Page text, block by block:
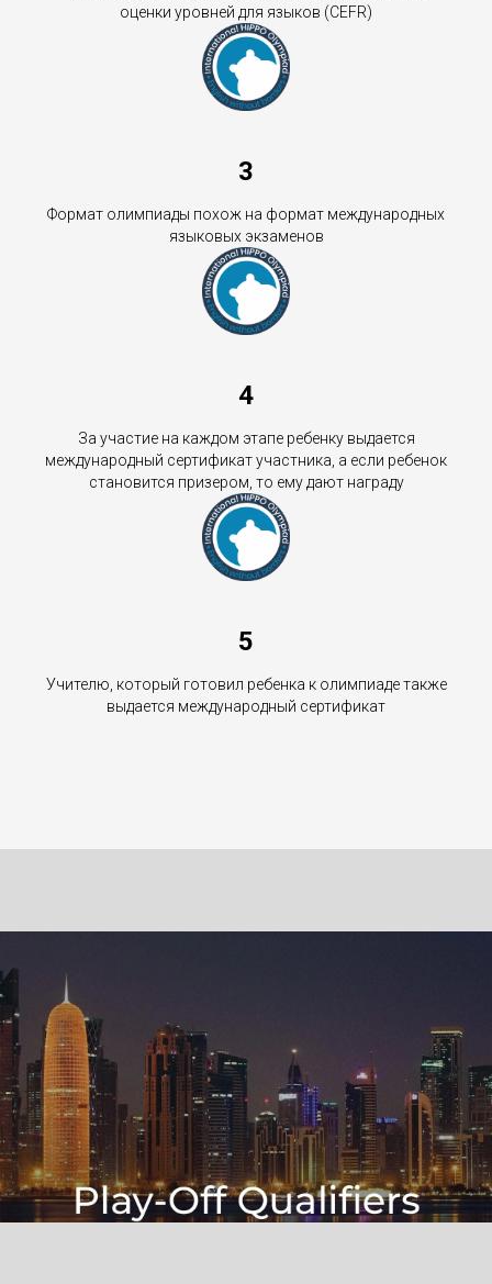
оценки уровней для языков (CEFR)
3
Формат олимпиады похож на формат международных
языковых экзаменов
4
За участие на каждом этапе ребенку выдается
международный сертификат участника, а если ребенок
становится призером, то ему дают награду
5
Учителю, который готовил ребенка к олимпиаде также
выдается международный сертификат